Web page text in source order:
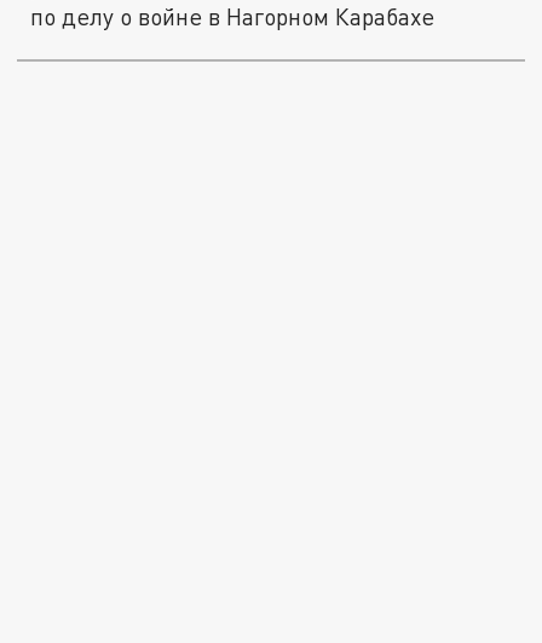
по делу о войне в Нагорном Карабахе